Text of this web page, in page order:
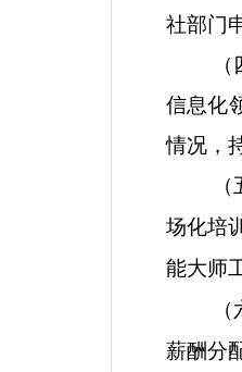
社部门
信息化
情况，
场化培
能大师
薪酬分